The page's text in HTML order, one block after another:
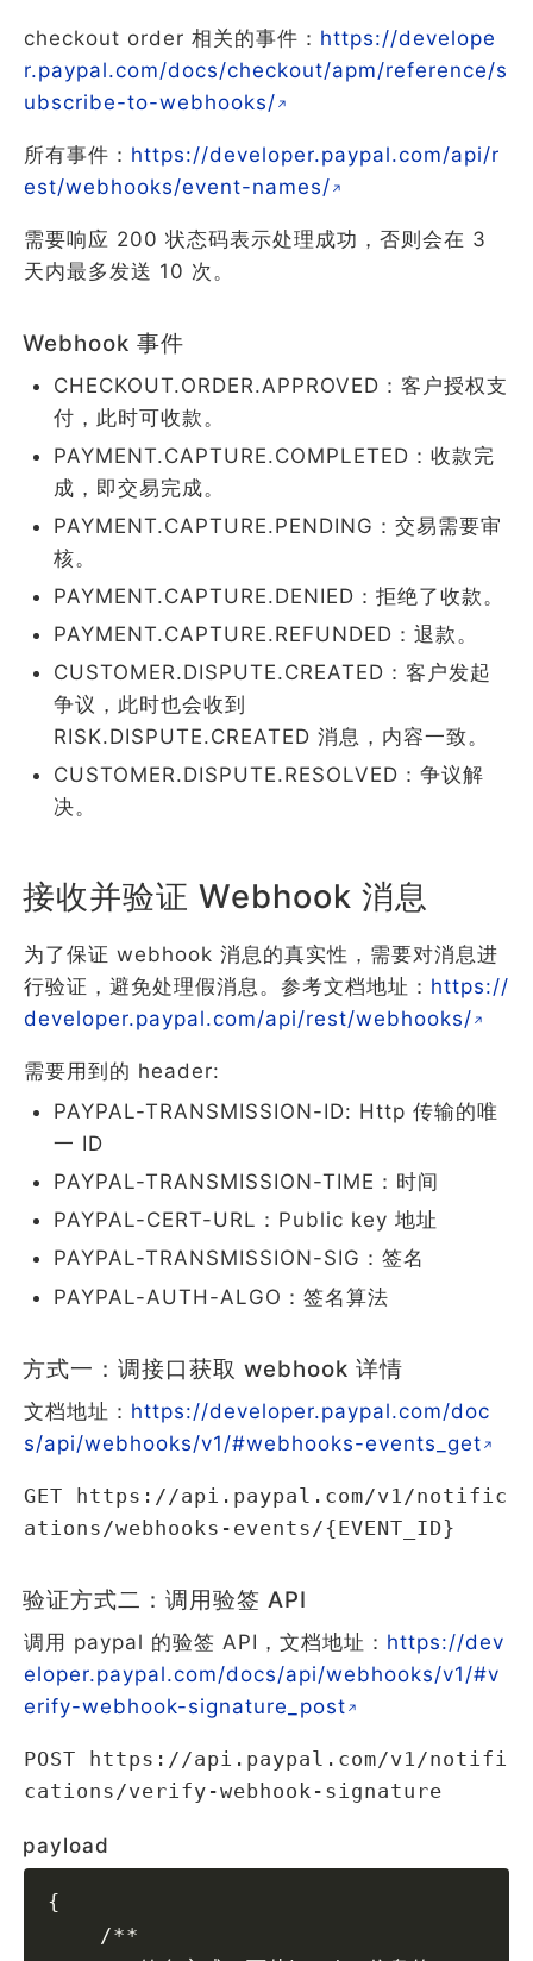
checkout order 相关的事件： https://develope
r.paypal.com/docs/checkout/apm/reference/s
ubscribe-to-webhooks/
所有事件： https://developer.paypal.com/api/r
est/webhooks/event-names/
需要响应 200 状态码表示处理成功，否则会在 3
天内最多发送 10 次。
Webhook 事件
CHECKOUT.ORDER.APPROVED：客户授权支
付，此时可收款。
PAYMENT.CAPTURE.COMPLETED：收款完
成，即交易完成。
PAYMENT.CAPTURE.PENDING：交易需要审
核。
PAYMENT.CAPTURE.DENIED：拒绝了收款。
PAYMENT.CAPTURE.REFUNDED：退款。
CUSTOMER.DISPUTE.CREATED：客户发起
争议，此时也会收到
RISK.DISPUTE.CREATED 消息，内容一致。
CUSTOMER.DISPUTE.RESOLVED：争议解
决。
接收并验证 Webhook 消息
为了保证 webhook 消息的真实性，需要对消息进
行验证，避免处理假消息。参考文档地址： https://
developer.paypal.com/api/rest/webhooks/
需要用到的 header:
PAYPAL-TRANSMISSION-ID: Http 传输的唯
一 ID
PAYPAL-TRANSMISSION-TIME：时间
PAYPAL-CERT-URL：Public key 地址
PAYPAL-TRANSMISSION-SIG：签名
PAYPAL-AUTH-ALGO：签名算法
方式一：调接口获取 webhook 详情
文档地址： https://developer.paypal.com/doc
s/api/webhooks/v1/#webhooks-events_get
GET https://api.paypal.com/v1/notific
ations/webhooks-events/{EVENT_ID}
验证方式二：调用验签 API
调用 paypal 的验签 API，文档地址： https://dev
eloper.paypal.com/docs/api/webhooks/v1/#v
erify-webhook-signature_post
POST https://api.paypal.com/v1/notifi
cations/verify-webhook-signature
payload
{
    /**